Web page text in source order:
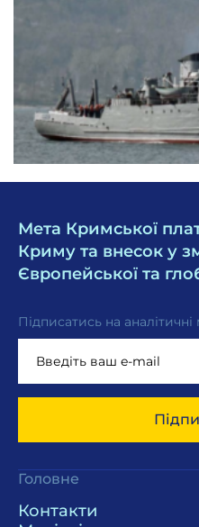
Мета Кримської
Криму та внесок у
Європейської та
Підписатись на аналітичні
Головне
Контакти